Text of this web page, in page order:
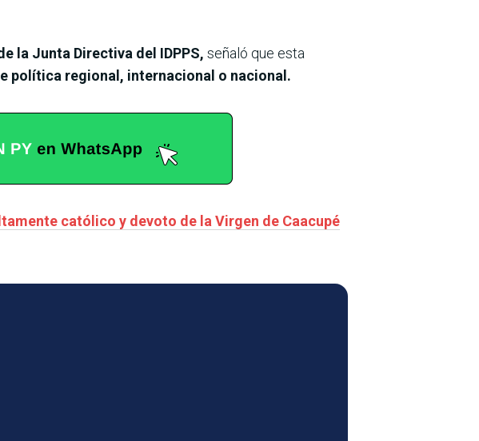
la Junta Directiva del IDPPS, señaló que esta
política regional, internacional o nacional.
católico y devoto de la Virgen de Caacupé